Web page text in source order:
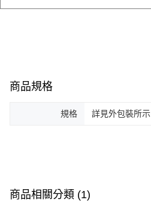
商品規格
規格 詳見外包裝所示
商品相關分類 (1)